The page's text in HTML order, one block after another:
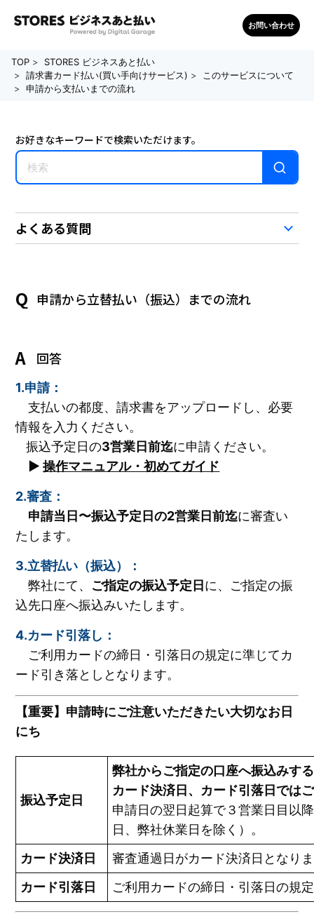
お問い合わせ
TOP
STORES ビジネスあと払い
請求書カード払い(買い手向けサービス)
このサービスについて
申請から支払いまでの流れ
お好きなキーワードで検索いただけます。
よくある質問
申請から立替払い（振込）までの流れ
回答
1.申請：
支払いの都度、請求書をアップロードし、必要
情報を入力ください。
振込予定日の3営業日前迄に申請ください。
▶️操作マニュアル・初めてガイド
2.審査：
申請当日〜振込予定日の2営業日前迄に審査い
たします。
3.立替払い（振込）：
弊社にて、 ご指定の振込予定日 に、ご指定の振
込先口座へ振込みいたします。
4.カード引落し：
ご利用カードの締日・引落日の規定に準じてカ
ード引き落としとなります。
【重要】申請時にご注意いただきたい大切なお日
にち
振込予定日
弊社からご指定の口座へ振込みす
カード決済日、カード引落日では
申請日の翌日起算で３営業日目以
日、弊社休業日を除く）。
カード決済日
審査通過日がカード決済日となり
カード引落日
ご利用カードの締日・引落日の規